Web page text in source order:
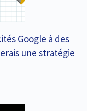
Google à des
une stratégie